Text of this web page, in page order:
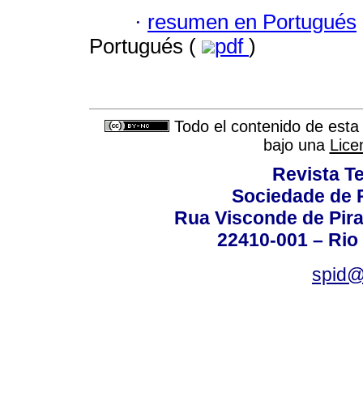
· resumen en Portugués
Portugués (
pdf )
Todo el contenido de
bajo una
Revista
Sociedade de
Rua Visconde de
22410-001 –